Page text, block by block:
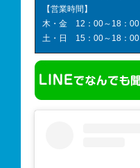
【営業時間】
木・金 12：00～18：00
土・日 15：00～18：00